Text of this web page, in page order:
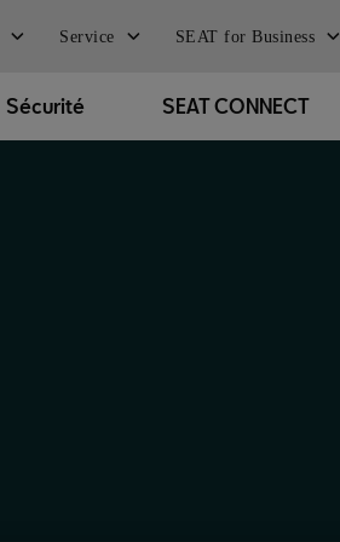
Service SEAT for Business
Sécurité SEAT CONNECT